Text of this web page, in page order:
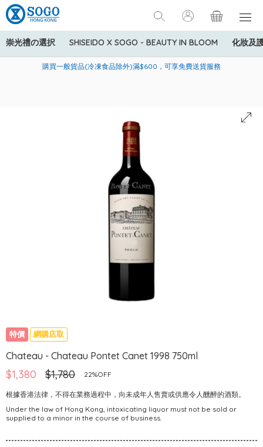
崇光禮の選択 SHISEIDO X SOGO - BEAUTY IN BLOOM 化妝及
美國運通Explorer®信用卡會員購物禮遇：高達5%簽賬回贈！
購買一般貨品(冷凍食品除外)滿$600，可享免費送貨服務
寄送中國內地服務只適用於指定商品，若訂單金額少於HK$600(折
特價 網購店取
Chateau - Chateau Pontet Canet 1998 750ml
$1,380 $1,780 22%OFF
根據香港法律，不得在業務過程中，向未成年人售賣或供應令人醺醉的酒類。
Under the law of Hong Kong, intoxicating liquor must not be sold or
supplied to a minor in the course of business.